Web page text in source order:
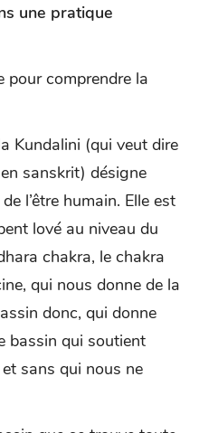
une pratique
pour comprendre la
Kundalini (qui veut dire
sanskrit) désigne
l’être humain. Elle est
lové au niveau du
chakra, le chakra
qui nous donne de la
donc, qui donne
bassin qui soutient
sans qui nous ne